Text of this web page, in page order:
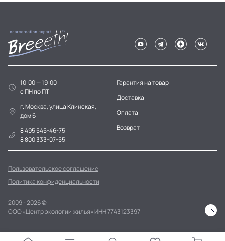
10:00 — 19:00
c ПН по ПТ
г. Москва, улица Клинская,
дом 6
8 495 545-46-75
8 800 333-07-55
Гарантия на товар
Доставка
Оплата
Возврат
Пользовательское соглашение
Политика конфиденциальности
2009 - 2026 ©
ООО «Центр экологии жилья» ИНН 7743123397